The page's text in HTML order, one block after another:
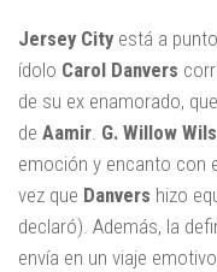
Jersey City está a
ídolo Carol Danvers
de su ex enamorado,
de Aamir G. Willow
emoción y encanto con
vez que Danvers hizo
declaró). Además, la
envía en un viaje